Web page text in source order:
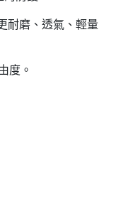
耐磨、透氣、輕量
度。